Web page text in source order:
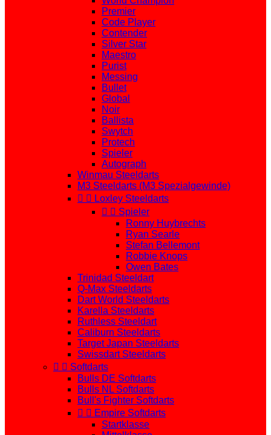
Premier
Code Player
Contender
Silver Star
Maestro
Purist
Messing
Bullet
Global
Noir
Ballista
Swytch
Protech
Spieler
Autograph
Winmau Steeldarts
M3 Steeldarts (M3 Spezialgewinde)
  Loxley Steeldarts
  Spieler
Ronny Huybrechts
Ryan Searle
Stefan Bellemont
Robbie Knops
Owen Bates
Trinidad Steeldart
Q-Max Steeldarts
Dart World Steeldarts
Karella Steeldarts
Ruthless Steeldart
Caliburn Steeldarts
Target Japan Steeldarts
Swissdart Steeldarts
  Softdarts
Bulls DE Softdarts
Bulls NL Softdarts
Bull's Fighter Softdarts
  Empire Softdarts
Startklasse